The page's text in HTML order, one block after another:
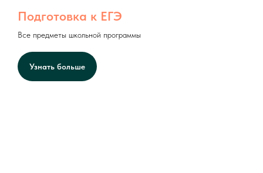
Подготовка к ЕГЭ
Все предметы школьной программы
Узнать больше